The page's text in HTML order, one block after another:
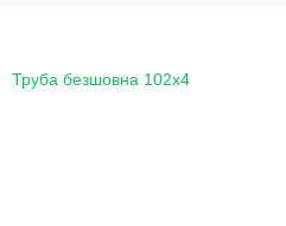
Труба безшовна 102х4